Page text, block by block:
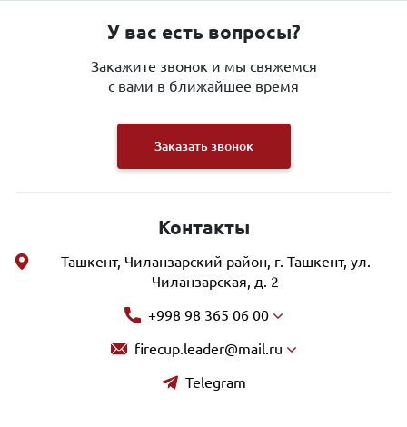
У вас есть вопросы?
Закажите звонок и мы свяжемся
с вами в ближайшее время
Заказать звонок
Контакты
Ташкент, Чиланзарский район, г. Ташкент, ул.
Чиланзарская, д. 2
+998 98 365 06 00
firecup.leader@mail.ru
Telegram